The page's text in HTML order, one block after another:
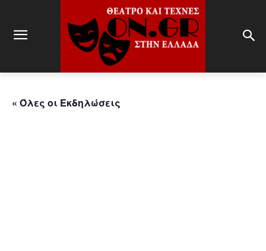
« Όλες οι Εκδηλώσεις